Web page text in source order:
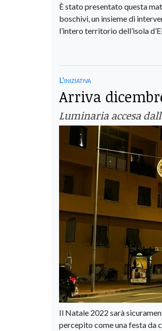
È stato presentato questa
boschivi, un insieme di
l’intero territorio dell’isola
L'iniziativa
Arriva
Luminaria accesa
Il Natale 2022 sarà
percepito come una festa da